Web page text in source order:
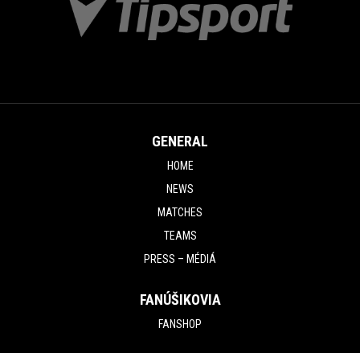
GENERAL
HOME
NEWS
MATCHES
TEAMS
PRESS – MÉDIÁ
FANÚŠIKOVIA
FANSHOP